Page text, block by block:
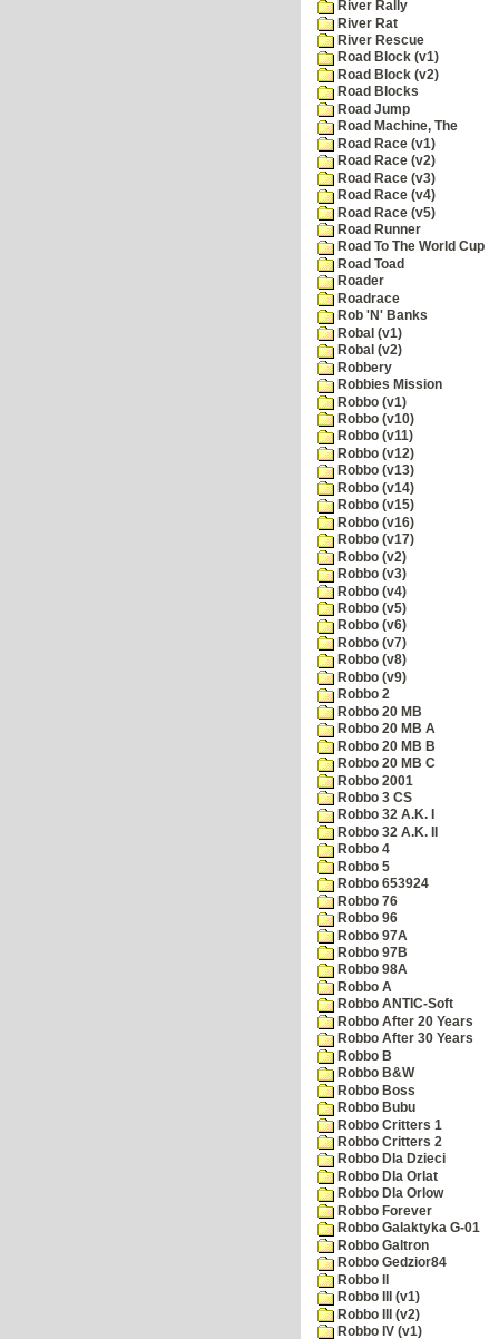
River Rally
River Rat
River Rescue
Road Block (v1)
Road Block (v2)
Road Blocks
Road Jump
Road Machine, The
Road Race (v1)
Road Race (v2)
Road Race (v3)
Road Race (v4)
Road Race (v5)
Road Runner
Road To The World Cup
Road Toad
Roader
Roadrace
Rob 'N' Banks
Robal (v1)
Robal (v2)
Robbery
Robbies Mission
Robbo (v1)
Robbo (v10)
Robbo (v11)
Robbo (v12)
Robbo (v13)
Robbo (v14)
Robbo (v15)
Robbo (v16)
Robbo (v17)
Robbo (v2)
Robbo (v3)
Robbo (v4)
Robbo (v5)
Robbo (v6)
Robbo (v7)
Robbo (v8)
Robbo (v9)
Robbo 2
Robbo 20 MB
Robbo 20 MB A
Robbo 20 MB B
Robbo 20 MB C
Robbo 2001
Robbo 3 CS
Robbo 32 A.K. I
Robbo 32 A.K. II
Robbo 4
Robbo 5
Robbo 653924
Robbo 76
Robbo 96
Robbo 97A
Robbo 97B
Robbo 98A
Robbo A
Robbo ANTIC-Soft
Robbo After 20 Years
Robbo After 30 Years
Robbo B
Robbo B&W
Robbo Boss
Robbo Bubu
Robbo Critters 1
Robbo Critters 2
Robbo Dla Dzieci
Robbo Dla Orlat
Robbo Dla Orlow
Robbo Forever
Robbo Galaktyka G-01
Robbo Galtron
Robbo Gedzior84
Robbo II
Robbo III (v1)
Robbo III (v2)
Robbo IV (v1)